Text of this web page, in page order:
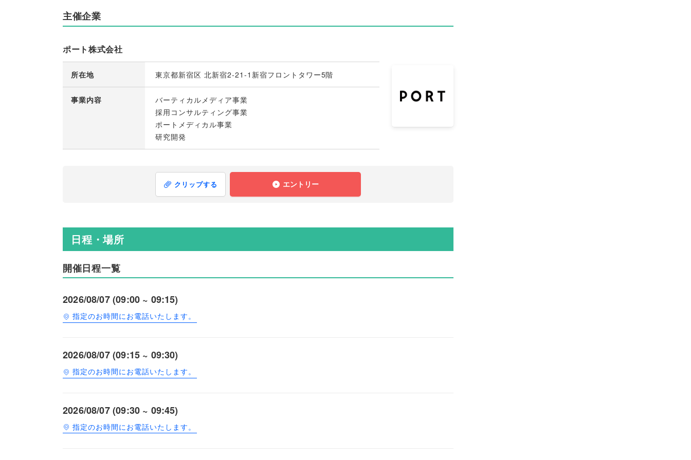
主催企業
ポート株式会社
所在地 東京都新宿区 北新宿2-21-1新宿フロントタワー5階
事業内容
バーティカルメディア事業
採用コンサルティング事業
ポートメディカル事業
研究開発
クリップする エントリー
日程・場所
開催日程一覧
2026/08/07 (09:00 ~ 09:15)
指定のお時間にお電話いたします。
2026/08/07 (09:15 ~ 09:30)
指定のお時間にお電話いたします。
2026/08/07 (09:30 ~ 09:45)
指定のお時間にお電話いたします。